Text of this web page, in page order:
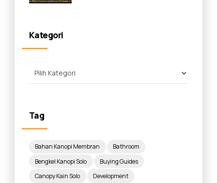
Kategori
Tag
Bahan Kanopi Membran
Bathroom
Bengkel Kanopi Solo
Buying Guides
Canopy Kain Solo
Development